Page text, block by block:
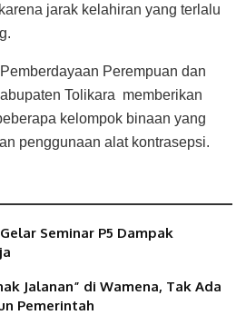
jarak kelahiran yang terlalu
Perempuan dan
Tolikara memberikan
kelompok binaan yang
penggunaan alat kontrasepsi.
Seminar P5 Dampak
Jalanan” di Wamena, Tak Ada
Pemerintah